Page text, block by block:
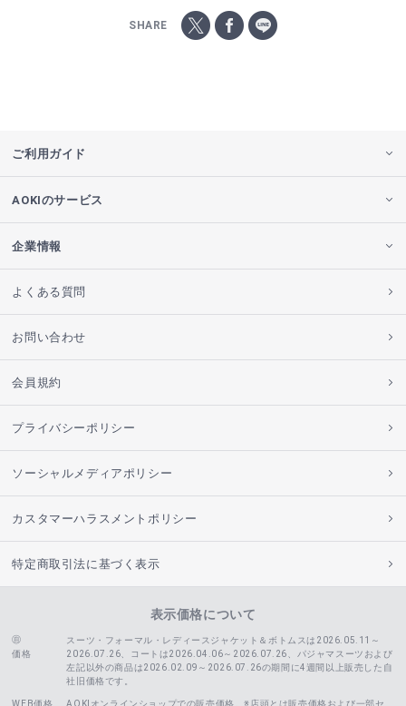
SHARE
ご利用ガイド
AOKIのサービス
企業情報
よくある質問
お問い合わせ
会員規約
プライバシーポリシー
ソーシャルメディアポリシー
カスタマーハラスメントポリシー
特定商取引法に基づく表示
表示価格について
価格
スーツ・フォーマル・レディースジャケット＆ボトムスは2026.05.11～
2026.07.26、コートは2026.04.06～2026.07.26、
パジャマスーツおよび
左記以外の商品は2026.02.09～2026.07.26の期間に4週間以上販売した自
社旧価格です。
WEB価格 AOKIオンラインショップでの販売価格。※店頭とは販売価格および一部セ